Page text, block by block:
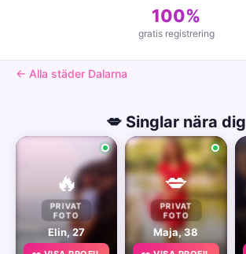
100%
gratis registrering
← Alla städer Dalarna
💋 Singlar nära dig
🔥
PRIVAT
FOTO
Elin, 27
💋
PRIVAT
FOTO
Maja, 38